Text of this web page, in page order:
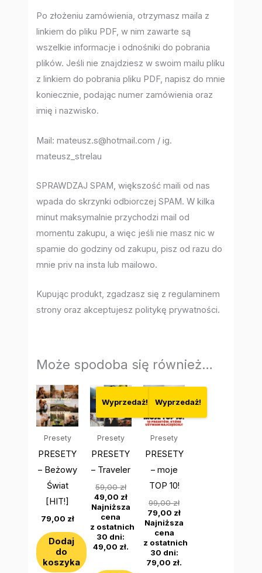
Po złożeniu zamówienia, otrzymasz maila z
linkiem do pliku PDF, w nim zawarte są
wszelkie informacje i odnośniki do pobrania
plików. Jeśli nie znajdziesz w swoim mailu pliku
z linkiem do pobrania pliku PDF, napisz do mnie
koniecznie, podając numer zamówienia oraz
imię i nazwisko.
Mail: mateusz.s@hotmail.com / ig.
mateusz_strelau
SPRAWDZAJ SPAM, większość maili od nas
wpada do skrzynki odbiorczej SPAM. W kilka
minut maksymalnie przychodzi mail od
momentu zakupu, a więc jeśli nie masz nic w
spamie do godziny od zakupu, pisz od razu do
mnie priv na insta lub mailowo.
Kupując produkt, zgadzasz się z regulaminem
strony oraz akceptujesz politykę prywatności.
Może spodoba się również…
Presety
PRESETY
– Beżowy
Świat
[HIT!]
79,00 zł
Dodaj
do
koszyka
Wyprzedaż!
Presety
PRESETY
– Traveler
59,00zł
Pierwotna
cena
wynosiła:
59,00 zł.
49,00 zł
Aktualna
cena
49,00 zł.
Najniższa
cena
z ostatnich
30 dni:
49,00 zł.
Wyprzedaż!
Presety
PRESETY
– moje
TOP 10!
99,00zł
Pierwotna
cena
99,00 zł.
79,00 zł
Aktualna
cena
79,00 zł.
Najniższa
cena
z ostatnich
30 dni:
79,00 zł.